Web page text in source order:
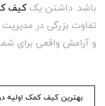
باشد. داشتن یک کیف
تفاوت بزرگی در
و آرامش واقعی برای
بهترین کیف کمک اولیه